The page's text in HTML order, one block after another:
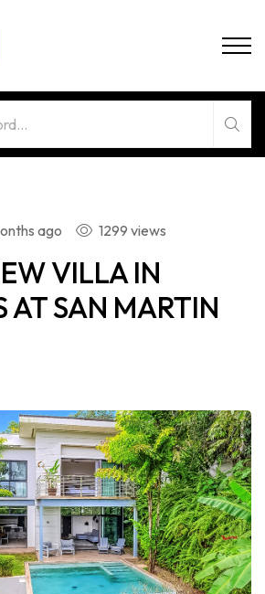
ago 1299 views
VILLA IN
AT SAN MARTIN